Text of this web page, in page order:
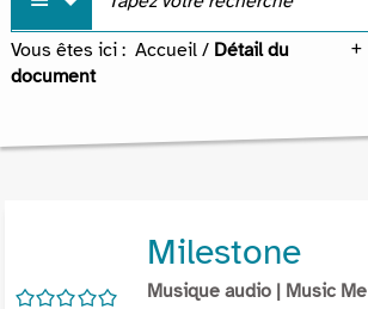
Vous êtes ici : Accueil / Détail du
document
/5
Milestone
Musique audio | Music Me